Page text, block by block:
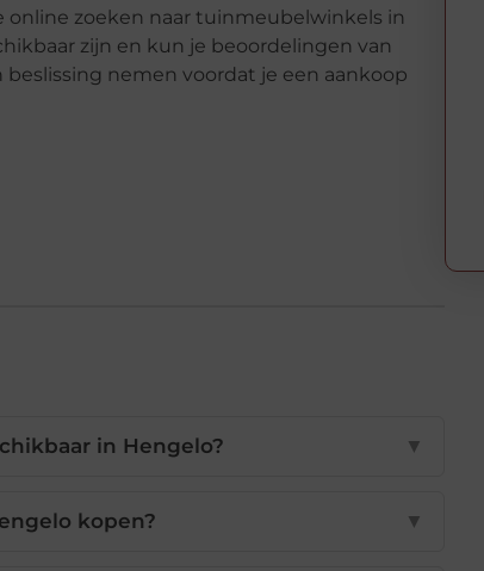
zoeken naar tuinmeubelwinkels in
zijn en kun je beoordelingen van
nemen voordat je een aankoop
in Hengelo? ▼
kopen? ▼